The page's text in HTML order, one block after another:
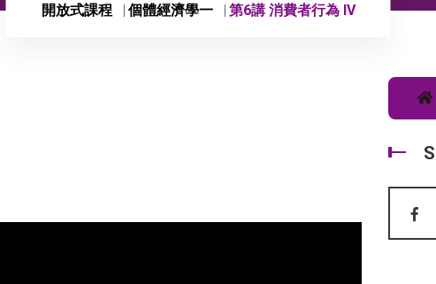
開放式課程 個體經濟學一 第6講 消費者行為 IV